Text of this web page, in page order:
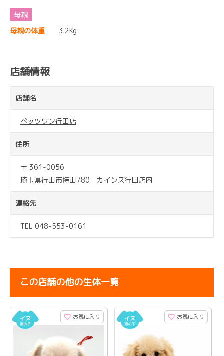
母親の体重 3.2Kg
店舗情報
店舗名
ペッツワン行田店
住所
〒 361-0056
埼玉県行田市持田780 カインズ行田店内
連絡先
TEL 048-553-0161
この店舗の他の生体一覧
お気に入り お気に入り